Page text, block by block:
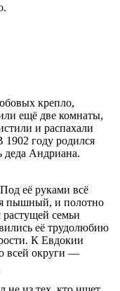
крепло,
ещё две комнаты,
и распахали
1902 году родился
Андриана.
её руками всё
пышный, и полотно
растущей семьи
её трудолюбию
К Евдокии
всей округи —